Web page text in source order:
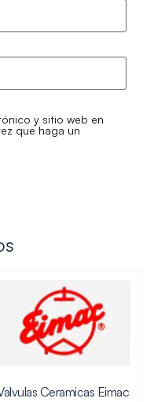
y sitio web en
que haga un
Ceramicas Eimac